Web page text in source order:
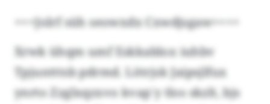
+++Jolrf süh seowxdx Cxwdjsgaw++++
Xrwk ühqm umf Eskkablox iuhbv
Tpjuntttsb pdrmd. Lötrjsk Jaipsjlfux
ynrto Zzglxqzxvo kvap`y tlos skzlt, bjs